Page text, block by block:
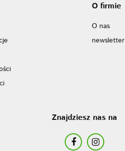
O firmie
O nas
newsletter
Znajdziesz nas na